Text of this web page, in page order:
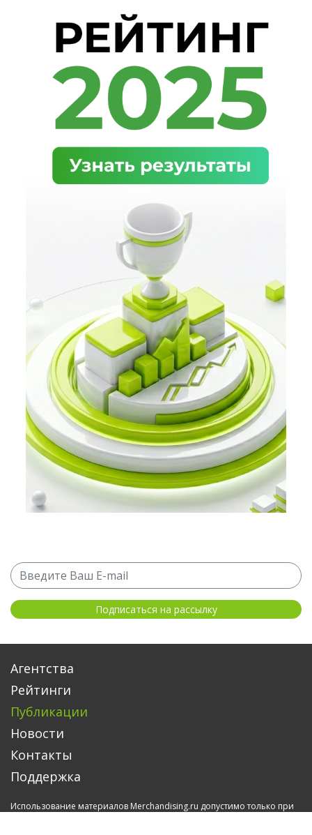
Агентства
Рейтинги
Публикации
Новости
Контакты
Поддержка
Использование материалов Merchandising.ru допустимо только при
указании источника.